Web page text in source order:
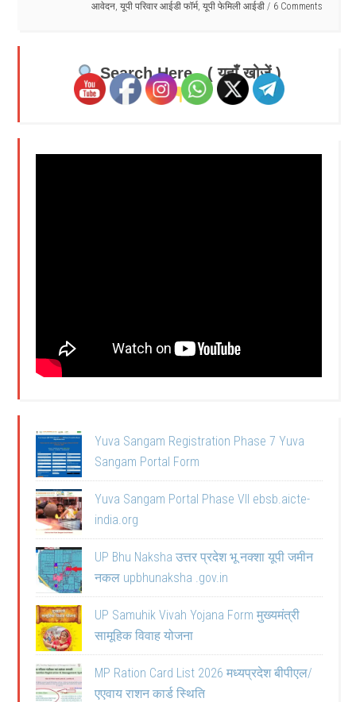
आवेदन, यूपी परिवार आईडी फॉर्म, यूपी फेमिली आईडी 6 Comments
Search Here - ( यहाँ खोजें )
Yuva Sangam Registration Phase 7 Yuva
Sangam Portal Form
Yuva Sangam Portal Phase VII ebsb.aicte-
india.org
UP Bhu Naksha उत्तर प्रदेश भू नक्शा यूपी जमीन
नकल upbhunaksha .gov.in
UP Samuhik Vivah Yojana Form मुख्यमंत्री
सामूहिक विवाह योजना
MP Ration Card List 2026 मध्यप्रदेश बीपीएल/
एएवाय राशन कार्ड स्थिति